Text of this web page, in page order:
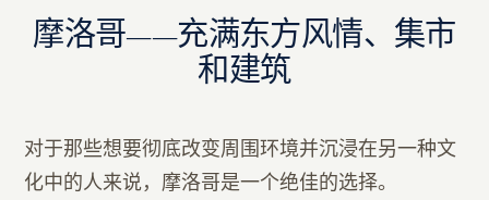
摩洛哥——充满东方风情、集市
和建筑
对于那些想要彻底改变周围环境并沉浸在另一种文
化中的人来说，摩洛哥是一个绝佳的选择。